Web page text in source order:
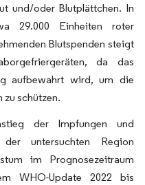
und/oder Blutplättchen. In
29.000 Einheiten roter
Blutspenden steigt
da das
aufbewahrt wird, um die
zu schützen.
der Impfungen und
der untersuchten Region
im Prognosezeitraum
WHO-Update 2022 bis